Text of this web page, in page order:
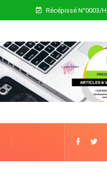
Récépissé N°0003/